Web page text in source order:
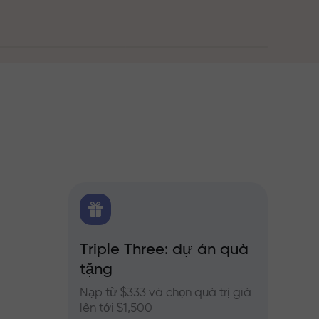
Triple Three: dự án quà
tặng
Nạp từ $333 và chọn quà trị giá
lên tới $1,500